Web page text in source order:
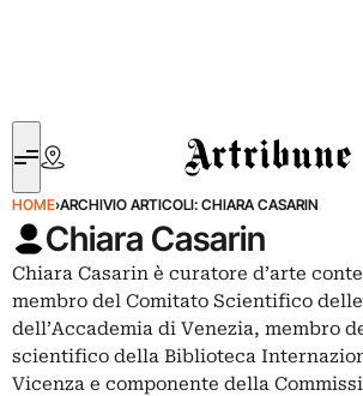
Artribune
HOME›ARCHIVIO ARTICOLI: CHIARA CASARIN
Chiara Casarin
Chiara Casarin è curatore d’arte
membro del Comitato Scientifico
dell’Accademia di Venezia, membro
scientifico della Biblioteca
Vicenza e componente della